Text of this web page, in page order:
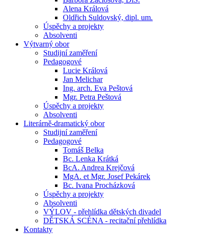
Alena Králová
Oldřich Suldovský, dipl. um.
Úspěchy a projekty
Absolventi
Výtvarný obor
Studijní zaměření
Pedagogové
Lucie Králová
Jan Melichar
Ing. arch. Eva Peštová
Mgr. Petra Peštová
Úspěchy a projekty
Absolventi
Literárně-dramatický obor
Studijní zaměření
Pedagogové
Tomáš Belka
Bc. Lenka Krátká
BcA. Andrea Krejčová
MgA. et Mgr. Josef Pekárek
Bc. Ivana Procházková
Úspěchy a projekty
Absolventi
VÝLOV - přehlídka dětských divadel
DĚTSKÁ SCÉNA - recitační přehlídka
Kontakty